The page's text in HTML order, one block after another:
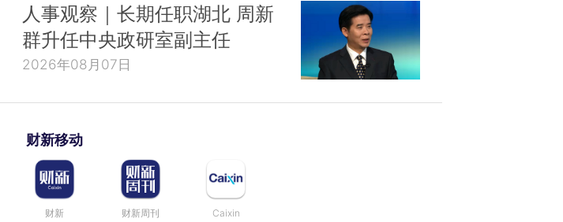
人事观察｜长期任职湖北 周新
群升任中央政研室副主任
2026年08月07日
财新移动
财新 财新周刊 Caixin